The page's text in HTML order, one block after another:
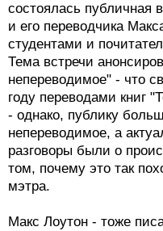
состоялась публичная
и его переводчика
студентами и
Тема встречи
непереводимое" - что
году переводами книг
- однако, публику
непереводимое, а
разговоры были о
том, почему это так
мэтра.
Макс Лоутон - тоже